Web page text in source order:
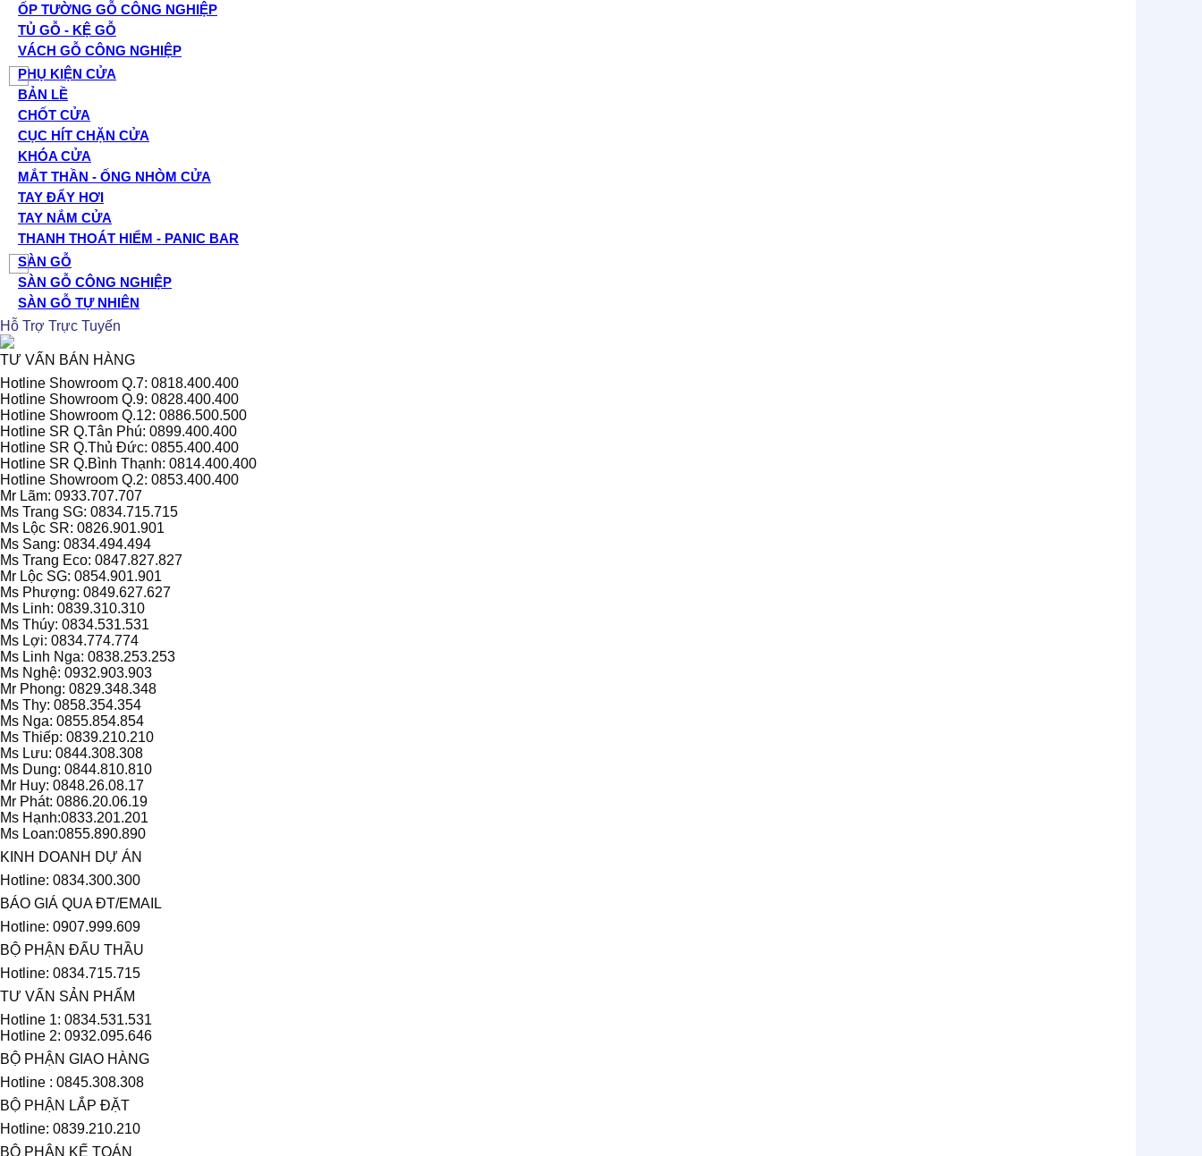
ỐP TƯỜNG GỖ CÔNG NGHIỆP
TỦ GỖ - KỆ GỖ
VÁCH GỖ CÔNG NGHIỆP
PHỤ KIỆN CỬA
BẢN LỀ
CHỐT CỬA
CỤC HÍT CHẶN CỬA
KHÓA CỬA
MẮT THẦN - ỐNG NHÒM CỬA
TAY ĐẨY HƠI
TAY NẮM CỬA
THANH THOÁT HIỂM - PANIC BAR
SÀN GỖ
SÀN GỖ CÔNG NGHIỆP
SÀN GỖ TỰ NHIÊN
Hỗ Trợ Trực Tuyến
TƯ VẤN BÁN HÀNG
Hotline Showroom Q.7: 0818.400.400
Hotline Showroom Q.9: 0828.400.400
Hotline Showroom Q.12: 0886.500.500
Hotline SR Q.Tân Phú: 0899.400.400
Hotline SR Q.Thủ Đức: 0855.400.400
Hotline SR Q.Bình Thạnh: 0814.400.400
Hotline Showroom Q.2: 0853.400.400
Mr Lãm: 0933.707.707
Ms Trang SG: 0834.715.715
Ms Lộc SR: 0826.901.901
Ms Sang: 0834.494.494
Ms Trang Eco: 0847.827.827
Mr Lộc SG: 0854.901.901
Ms Phượng: 0849.627.627
Ms Linh: 0839.310.310
Ms Thúy: 0834.531.531
Ms Lợi: 0834.774.774
Ms Linh Nga: 0838.253.253
Ms Nghệ: 0932.903.903
Mr Phong: 0829.348.348
Ms Thy: 0858.354.354
Ms Nga: 0855.854.854
Ms Thiếp: 0839.210.210
Ms Lưu: 0844.308.308
Ms Dung: 0844.810.810
Mr Huy: 0848.26.08.17
Mr Phát: 0886.20.06.19
Ms Hạnh:0833.201.201
Ms Loan:0855.890.890
KINH DOANH DỰ ÁN
Hotline: 0834.300.300
BÁO GIÁ QUA ĐT/EMAIL
Hotline: 0907.999.609
BỘ PHẬN ĐẤU THẦU
Hotline: 0834.715.715
TƯ VẤN SẢN PHẨM
Hotline 1: 0834.531.531
Hotline 2: 0932.095.646
BỘ PHẬN GIAO HÀNG
Hotline : 0845.308.308
BỘ PHẬN LẮP ĐẶT
Hotline: 0839.210.210
BỘ PHẬN KẾ TOÁN